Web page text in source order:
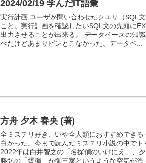
2024/02/19 学んだIT語彙
実行計画 ユーザが問い合わせたクエリ（SQL
こと。実行計画を確認したいSQL文の先頭に
出力させることが出来る。 データベースの知
べたけどあまりピンとこなかった。データベ...
方舟 夕木 春央 (著)
全ミステリ好き、いや全人類におすすめでき
白かった。今まで読んだミステリ小説の中でト
2022年は白井智之の「名探偵のいけにえ」、
勝弘の「爆弾」が御三家というような空気が漂